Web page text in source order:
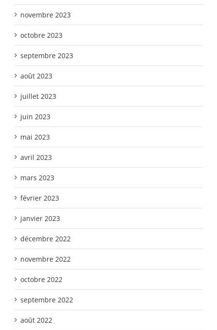
novembre 2023
octobre 2023
septembre 2023
août 2023
juillet 2023
juin 2023
mai 2023
avril 2023
mars 2023
février 2023
janvier 2023
décembre 2022
novembre 2022
octobre 2022
septembre 2022
août 2022